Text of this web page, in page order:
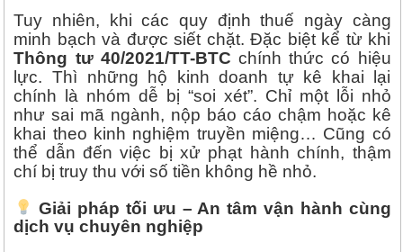
Tuy nhiên, khi các quy định thuế ngày càng
minh bạch và được siết chặt. Đặc biệt kể từ khi
Thông tư 40/2021/TT-BTC chính thức có hiệu
lực. Thì những hộ kinh doanh tự kê khai lại
chính là nhóm dễ bị “soi xét”. Chỉ một lỗi nhỏ
như sai mã ngành, nộp báo cáo chậm hoặc kê
khai theo kinh nghiệm truyền miệng… Cũng có
thể dẫn đến việc bị xử phạt hành chính, thậm
chí bị truy thu với số tiền không hề nhỏ.
Giải pháp tối ưu – An tâm vận hành cùng
dịch vụ chuyên nghiệp